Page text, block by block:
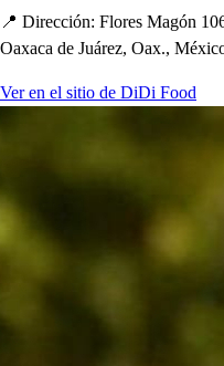
📍 Dirección: Flores Magón
Oaxaca de Juárez, Oax.,
Ver en el sitio de DiDi Food